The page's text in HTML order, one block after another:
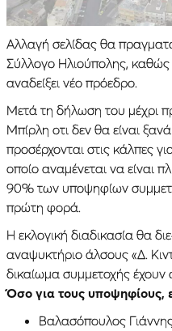
Αλλαγή σελίδας θα
Σύλλογο Ηλιούπολης, καθώς
αναδείξει νέο πρόεδρο.
Μετά τη δήλωση του μέχρι
Μπίρλη οτι δεν θα είναι
προσέρχονται στις κάλπες
οποίο αναμένεται να είναι
90% των υποψηφίων
πρώτη φορά.
Η εκλογική διαδικασία θα
αναψυκτήριο άλσους «Δ.
δικαίωμα συμμετοχής
Όσο για τους υποψηφίους,
Βαλασόπουλος